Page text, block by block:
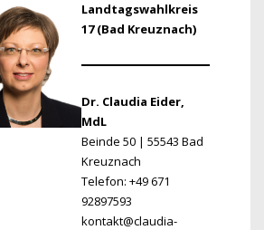
Landtagswahlkreis
17 (Bad Kreuznach)
Dr. Claudia Eider,
MdL
Beinde 50 | 55543 Bad
Kreuznach
Telefon: +49 671
92897593
kontakt@claudia-